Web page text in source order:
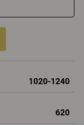
1020-1240
620